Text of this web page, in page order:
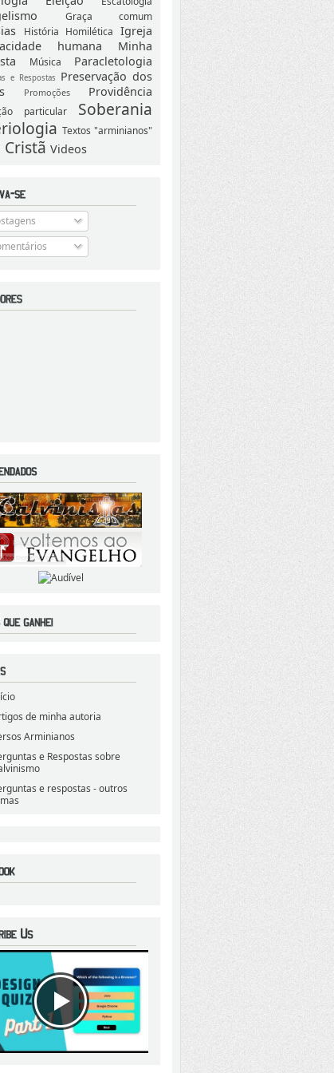
Graça comum
História Homilética Igreja
humana
Minha
Música Paracletologia
e Respostas
Preservação dos
Promoções Providência
particular
Soberania
Textos "arminianos"
Cristã Videos
de minha autoria
Arminianos
e Respostas sobre
e respostas - outros